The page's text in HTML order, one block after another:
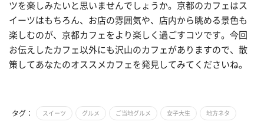
ツを楽しみたいと思いませんでしょうか。京都のカフェはス
イーツはもちろん、お店の雰囲気や、店内から眺める景色も
楽しむのが、京都カフェをより楽しく過ごすコツです。今回
お伝えしたカフェ以外にも沢山のカフェがありますので、散
策してあなたのオススメカフェを発見してみてくださいね。
タグ： スイーツ グルメ ご当地グルメ 女子大生 地方ネタ